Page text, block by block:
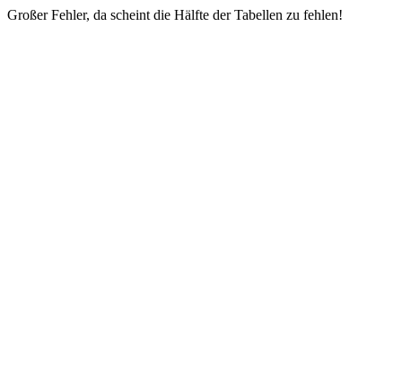
Großer Fehler, da scheint die Hälfte der Tabellen zu fehlen!